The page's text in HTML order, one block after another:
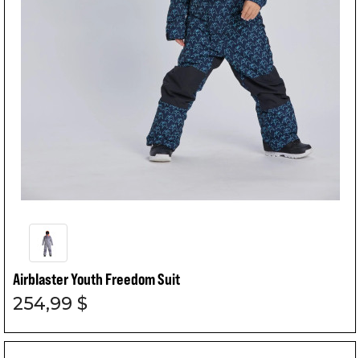
Airblaster Youth Freedom Suit
254,99 $